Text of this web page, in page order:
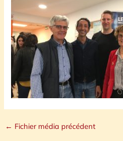
← Fichier média précédent